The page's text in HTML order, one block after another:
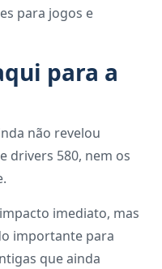
para jogos e
para a
não revelou
drivers 580, nem os
imediato, mas
importante para
que ainda